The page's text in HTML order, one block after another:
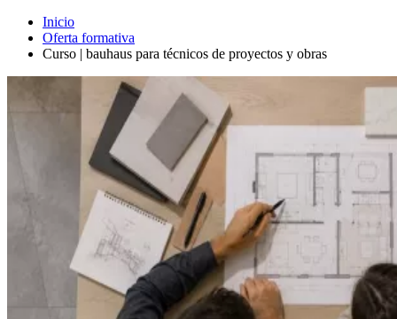
Inicio
Oferta formativa
Curso | bauhaus para técnicos de proyectos y obras